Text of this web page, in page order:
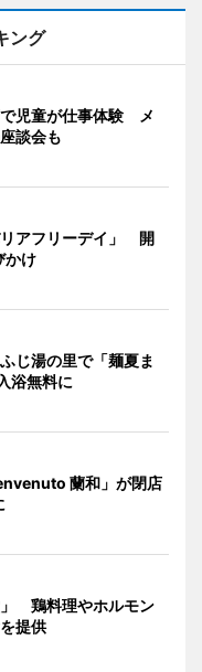
ング
児童が仕事体験 メ
談会も
アフリーデイ」 開
かけ
じ湯の里で「麺夏ま
浴無料に
蘭和」が閉店
鶏料理やホルモン
提供